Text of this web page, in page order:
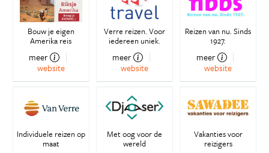
Bouw je eigen
Amerika reis
meer
website
Verre reizen. Voor
iedereen uniek.
meer
website
Reizen van nu. Sinds
1927.
meer
website
Individuele reizen op
maat
Met oog voor de
wereld
Vakanties voor
reizigers